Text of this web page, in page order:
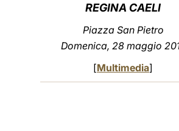
REGINA CAELI
Piazza San Pietro
Domenica, 28 maggio
[Multimedia]